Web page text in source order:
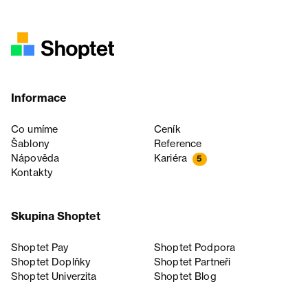
Informace
Co umíme
Ceník
Šablony
Reference
Nápověda
Kariéra 5
Kontakty
Skupina Shoptet
Shoptet Pay
Shoptet Podpora
Shoptet Doplňky
Shoptet Partneři
Shoptet Univerzita
Shoptet Blog